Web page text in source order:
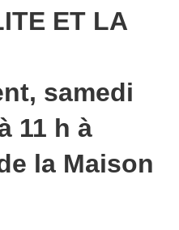
ET LA
samedi
11 h à
la Maison